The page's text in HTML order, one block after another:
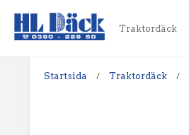
Traktordäck
Startsida / Traktordäck /